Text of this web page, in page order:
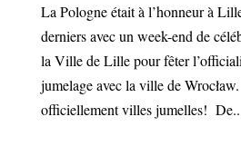
La Pologne était à l’honneur à
derniers avec un week-end de
la Ville de Lille pour fêter
jumelage avec la ville de
officiellement villes jumelles!